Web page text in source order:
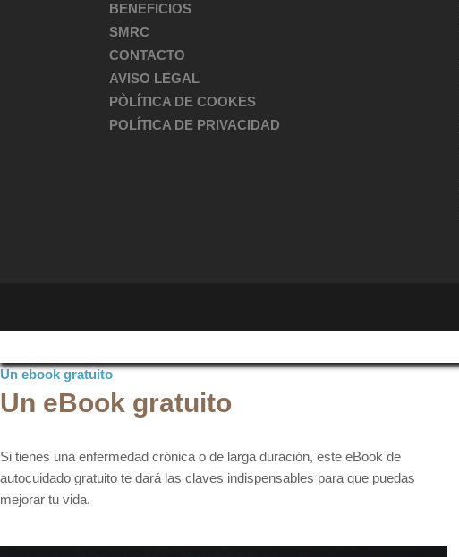
BENEFICIOS
SMRC
CONTACTO
AVISO LEGAL
PÒLÍTICA DE COOKES
POLÍTICA DE PRIVACIDAD
Un ebook gratuito
Un eBook gratuito
Si tienes una enfermedad crónica o de larga duración, este eBook de
autocuidado gratuito te dará las claves indispensables para que puedas
mejorar tu vida.